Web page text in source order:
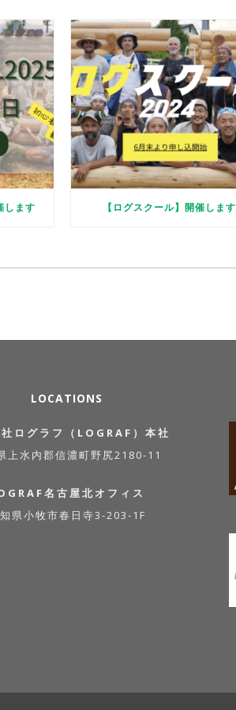
します 【ログスクール】開催します
LOCATIONS
ログラフ（LOGRAF）本社
上水内郡信濃町野尻2180-11
名古屋北オフィス
県小牧市春日寺3-203-1F